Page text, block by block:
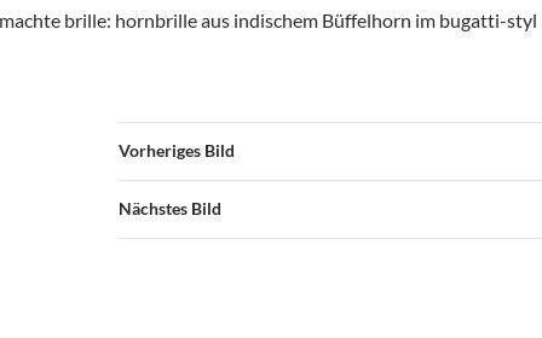
brille: hornbrille aus indischem Büffelhorn im bugatti-styl
Vorheriges Bild
Nächstes Bild